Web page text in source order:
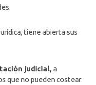
tiene abierta sus
judicial,a
que no pueden costear